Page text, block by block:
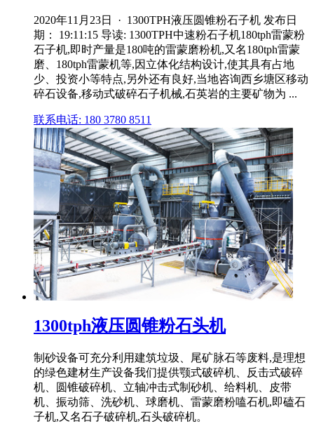
2020年11月23日 · 1300TPH液压圆锥粉石子机 发布日
期： 19:11:15 导读: 1300TPH中速粉石子机180tph雷蒙粉
石子机,即时产量是180吨的雷蒙磨粉机,又名180tph雷蒙
磨、180tph雷蒙机等,因立体化结构设计,使其具有占地
少、投资小等特点,另外还有良好,当地咨询西乡塘区移动
碎石设备,移动式破碎石子机械,石英岩的主要矿物为 ...
联系电话: 180 3780 8511
1300tph液压圆锥粉石头机
制砂设备可充分利用建筑垃圾、尾矿脉石等废料,是理想
的绿色建材生产设备我们提供颚式破碎机、反击式破碎
机、圆锥破碎机、立轴冲击式制砂机、给料机、皮带
机、振动筛、洗砂机、球磨机、雷蒙磨粉嗑石机,即磕石
子机,又名石子破碎机,石头破碎机。